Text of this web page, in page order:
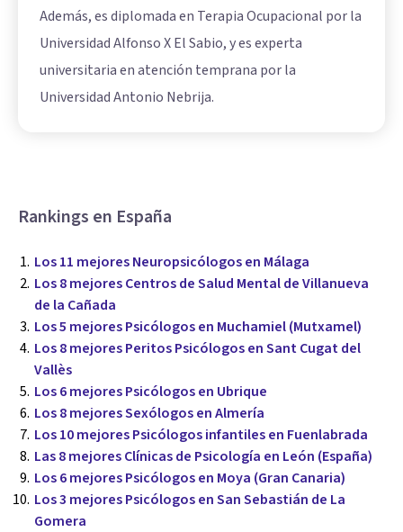
Además, es diplomada en Terapia Ocupacional por la
Universidad Alfonso X El Sabio, y es experta
universitaria en atención temprana por la
Universidad Antonio Nebrija.
Rankings en España
Los 11 mejores Neuropsicólogos en Málaga
Los 8 mejores Centros de Salud Mental de Villanueva
de la Cañada
Los 5 mejores Psicólogos en Muchamiel (Mutxamel)
Los 8 mejores Peritos Psicólogos en Sant Cugat del
Vallès
Los 6 mejores Psicólogos en Ubrique
Los 8 mejores Sexólogos en Almería
Los 10 mejores Psicólogos infantiles en Fuenlabrada
Las 8 mejores Clínicas de Psicología en León (España)
Los 6 mejores Psicólogos en Moya (Gran Canaria)
Los 3 mejores Psicólogos en San Sebastián de La
Gomera